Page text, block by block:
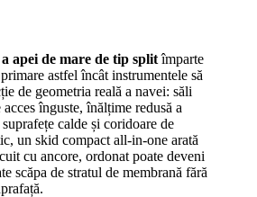
apei de mare de tip splitîmparte
astfel încât instrumentele să
de geometria reală a navei: săli
înguste, înălțime redusă a
calde și coridoare de
un skid compact all-in-one arată
cu ancore, ordonat poate deveni
scăpa de stratul de membrană fără